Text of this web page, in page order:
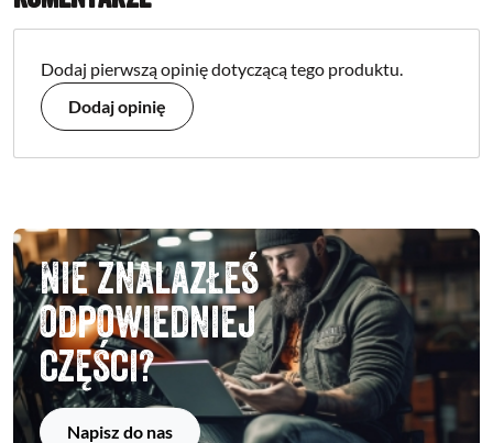
Dodaj pierwszą opinię dotyczącą tego produktu.
Dodaj opinię
Nie znalazłeś
odpowiedniej
części?
Napisz do nas